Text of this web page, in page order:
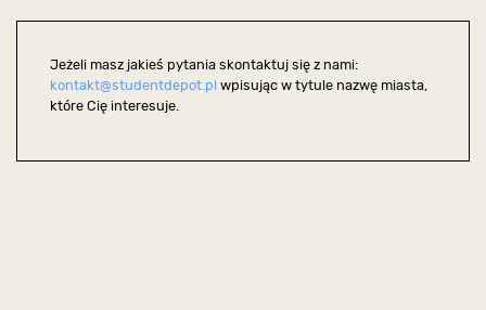
Jeżeli masz jakieś pytania skontaktuj się z nami:
kontakt@studentdepot.pl wpisując w tytule nazwę miasta,
które Cię interesuje.